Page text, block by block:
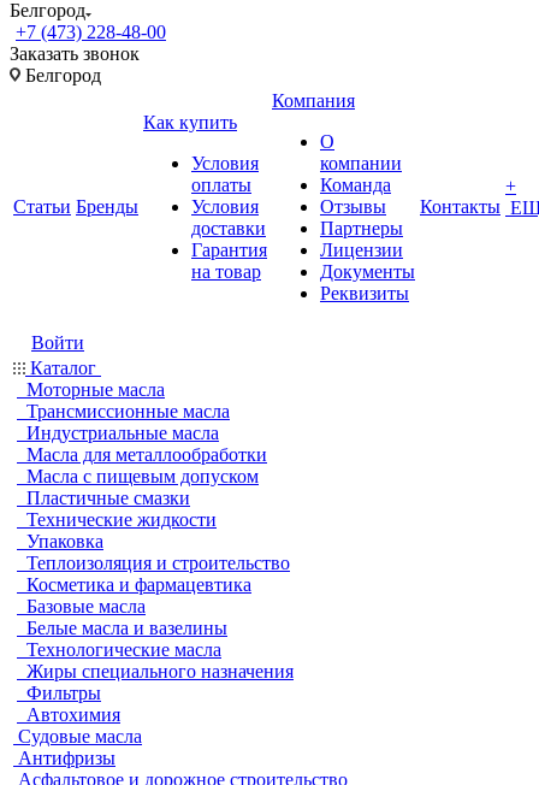
Белгород
+7 (473) 228-48-00
Заказать звонок
Белгород
Статьи Бренды
Как купить
Условия
оплаты
Условия
доставки
Гарантия
на товар
Компания
О
компании
Команда
Отзывы
Партнеры
Лицензии
Документы
Реквизиты
Контакты
+
Войти
Каталог
Моторные масла
Трансмиссионные масла
Индустриальные масла
Масла для металлообработки
Масла с пищевым допуском
Пластичные смазки
Технические жидкости
Упаковка
Теплоизоляция и строительство
Косметика и фармацевтика
Базовые масла
Белые масла и вазелины
Технологические масла
Жиры специального назначения
Фильтры
Автохимия
Судовые масла
Антифризы
Асфальтовое и дорожное строительство